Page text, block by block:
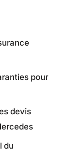
pour
devis
du